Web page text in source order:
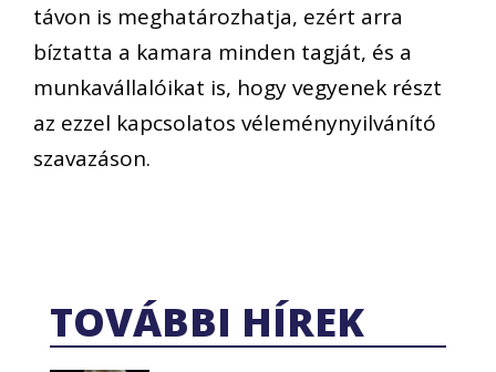
távon is meghatározhatja, ezért arra
bíztatta a kamara minden tagját, és a
munkavállalóikat is, hogy vegyenek részt
az ezzel kapcsolatos véleménynyilvánító
szavazáson.
TOVÁBBI HÍREK